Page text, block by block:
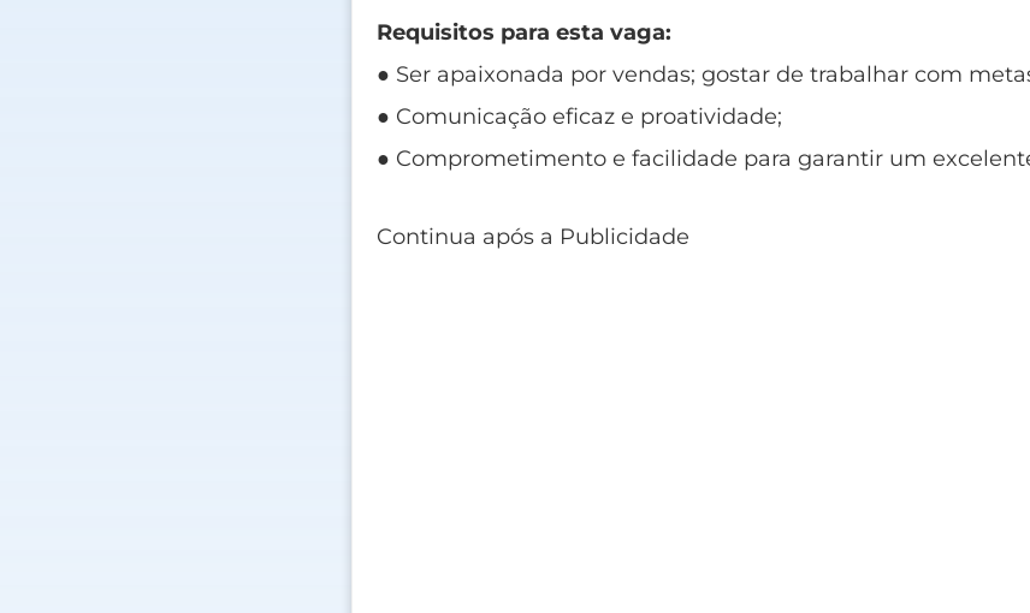
Requisitos para esta vaga:
● Ser apaixonada por vendas; gostar de trabalhar com
● Comunicação eficaz e proatividade;
● Comprometimento e facilidade para garantir um
Continua após a Publicidade